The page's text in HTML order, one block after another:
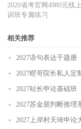
2020省考官网4980元线
训班专属练习
相关推荐
2027语句表达千题册
2027瞪哥院长私人定
2027站长申论基础班
2027苏金朋判断推理
2027上岸村天琦申论